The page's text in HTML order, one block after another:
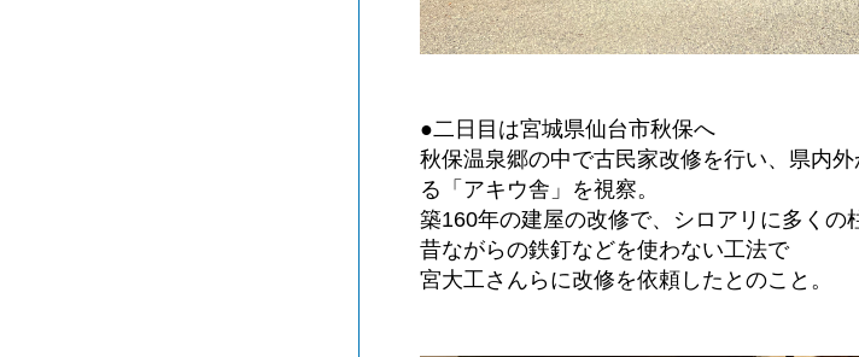
●二日目は宮城県仙台市秋保へ
秋保温泉郷の中で古民家改修を行い、県内
る「アキウ舎」を視察。
築160年の建屋の改修で、シロアリに多くの
昔ながらの鉄釘などを使わない工法で
宮大工さんらに改修を依頼したとのこと。